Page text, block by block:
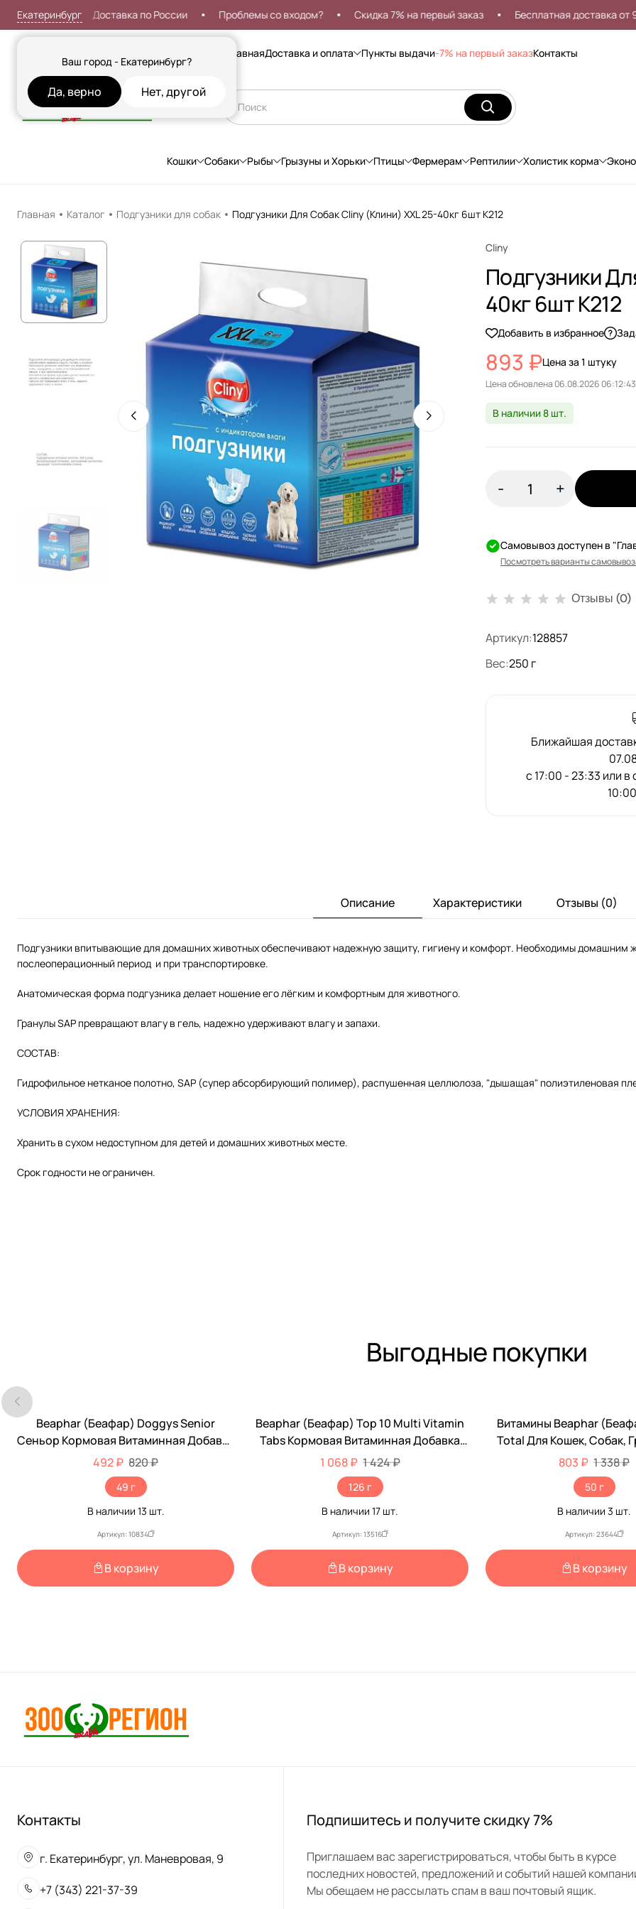
Екатеринбург
Ваш город - Екатеринбург?
Да, верно Нет, другой
999р Доставка по России Проблемы со входом? Скидка 7% на первый заказ Бесплатная доставка от 999р
ГлавнаяДоставка и оплата Пункты выдачи-7% на первый заказКонтакты
Кошки Собаки Рыбы Грызуны и Хорьки Птицы Фермерам Рептилии Холистик корма
Главная Каталог Подгузники для собак Подгузники Для Собак Cliny (Клини) XXL 25-40кг 6шт К212
Cliny
Подгузники
40кг 6шт К212
Добавить в избранное
893 ₽Цена за 1 штуку
Цена обновлена
В наличии 8 шт.
- +
Самовывоз доступен в
Посмотреть варианты
Отзывы (0)
Артикул:128857
Вес:250 г
Ближайшая
с 17:00 - 23:33 или
Описание Характеристики Отзывы (0)
Подгузники впитывающие для домашних животных обеспечивают надежную защиту, гигиену и комфорт. Необходимы домашним
послеоперационный период и при транспортировке.
Анатомическая форма подгузника делает ношение его лёгким и комфортным для животного.
Гранулы SAP превращают влагу в гель, надежно удерживают влагу и запахи.
СОСТАВ:
Гидрофильное нетканое полотно, SAP (супер абсорбирующий полимер), распушенная целлюлоза, "дышащая" полиэтиленовая
УСЛОВИЯ ХРАНЕНИЯ:
Хранить в сухом недоступном для детей и домашних животных месте.
Срок годности не ограничен.
Выгодные покупки
-40%
Beaphar (Беафар) Doggys Senior
Сеньор Кормовая Витаминная Добавка
Для Пожилых Собак 75шт 11519
492 ₽ 820 ₽
49 г
В наличии 13 шт.
Артикул: 10834
В корзину
-25%
Beaphar (Беафар) Top 10 Multi Vitamin
Tabs Кормовая Витаминная Добавка
Для Собак 180шт 12542
1 068 ₽ 1 424 ₽
126 г
В наличии 17 шт.
Артикул: 13516
В корзину
-40%
Витамины Beaphar
Total Для Кошек, Собак,
Птиц При Линьке 50мл
803 ₽ 1 338 ₽
50 г
В наличии 3 шт.
Артикул: 23644
В корзину
Контакты
г. Екатеринбург, ул. Маневровая, 9
+7 (343) 221-37-39
Подпишитесь и получите скидку 7%
Приглашаем вас зарегистрироваться, чтобы быть в курсе
последних новостей, предложений и событий нашей
Мы обещаем не рассылать спам в ваш почтовый ящик.